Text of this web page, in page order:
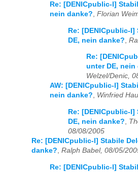
Re: [DENICpublic-l]
nein danke?, Florian
Re: [DENICpublic-
DE, nein danke?
Re:
unter DE, nein
Welzel/Denic,
AW: [DENICpublic-l]
nein danke?, Winfried
Re: [DENICpublic-
DE, nein danke?
08/08/2005
Re: [DENICpublic-l] Stabile
danke? Ralph Babel, 08/05/
Re: [DENICpublic-l]